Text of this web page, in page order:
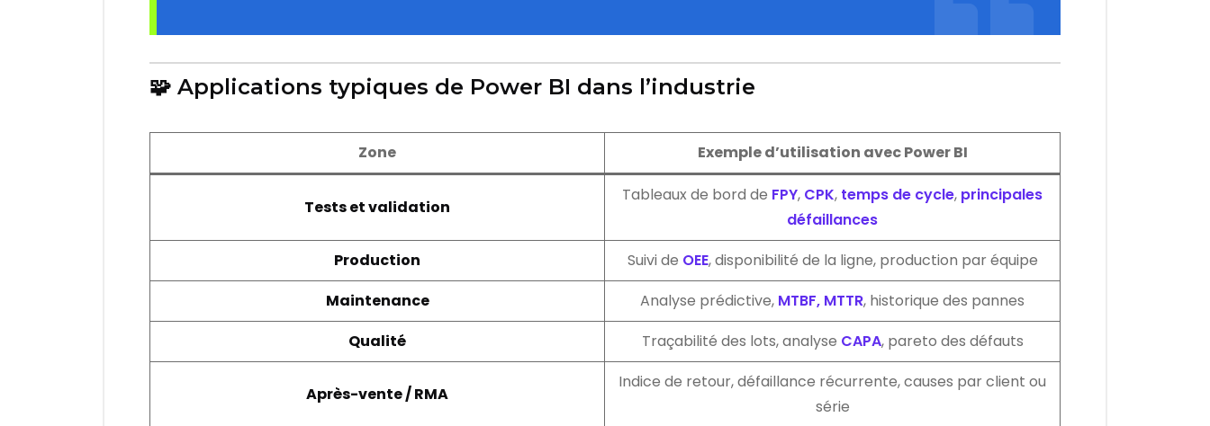
🧩 Applications typiques de Power BI dans l’industrie
Zone Exemple d’utilisation avec Power BI
Tests et validation
Tableaux de bord de FPY, CPK, temps de cycle, principales
défaillances
Production
Suivi de OEE, disponibilité de la ligne, production par équipe
Maintenance
Analyse prédictive, MTBF, MTTR, historique des pannes
Qualité
Traçabilité des lots, analyse CAPA, pareto des défauts
Après-vente / RMA
Indice de retour, défaillance récurrente, causes par client ou
série